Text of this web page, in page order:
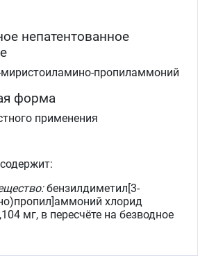
непатентованное
пропиламмоний
форма
применения
бензилдиметил[3-
хлорид
мг, в пересчёте на безводное
вещество:вода для инъекций —